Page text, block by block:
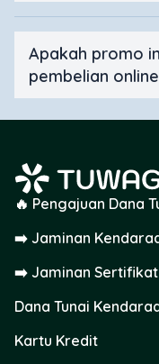
Apakah promo
pembelian
🔥 Pengajuan Dana
➡️ Jaminan
➡️ Jaminan
Dana Tunai
Kartu Kredit